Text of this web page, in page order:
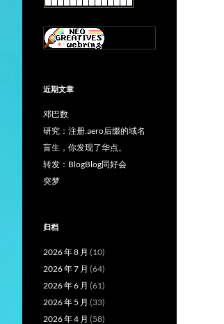
近期文章
邓巴数
研究：注册.aero后缀的域名
盲生，你发现了华点。
转发：BlogBlog同好会
突梦
归档
2026 年 8 月 (10)
2026 年 7 月 (64)
2026 年 6 月 (61)
2026 年 5 月 (33)
2026 年 4 月 (58)